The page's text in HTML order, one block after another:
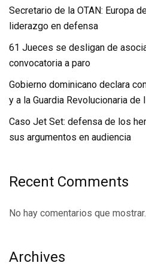
Secretario de la OTAN: Europa
liderazgo en defensa
61 Jueces se desligan de
convocatoria a paro
Gobierno dominicano declara
y a la Guardia Revolucionaria de
Caso Jet Set: defensa de los
sus argumentos en audiencia
Recent Comments
No hay comentarios que mostrar.
Archives